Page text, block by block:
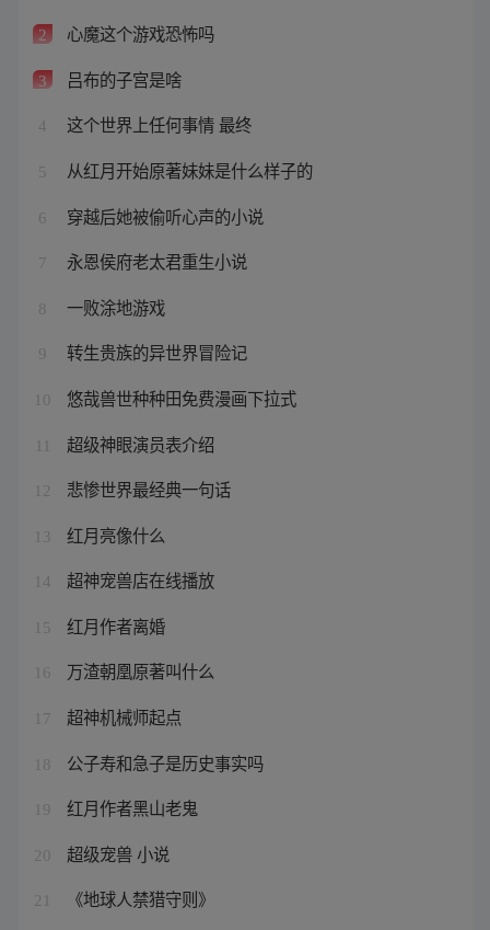
2 心魔这个游戏恐怖吗
3 吕布的子宫是啥
4 这个世界上任何事情 最终
5 从红月开始原著妹妹是什么样子的
6 穿越后她被偷听心声的小说
7 永恩侯府老太君重生小说
8 一败涂地游戏
9 转生贵族的异世界冒险记
10 悠哉兽世种种田免费漫画下拉式
超级神眼演员表介绍
12 悲惨世界最经典一句话
13 红月亮像什么
14 超神宠兽店在线播放
15 红月作者离婚
16 万渣朝凰原著叫什么
17 超神机械师起点
18 公子寿和急子是历史事实吗
19 红月作者黑山老鬼
20 超级宠兽 小说
21 《地球人禁猎守则》